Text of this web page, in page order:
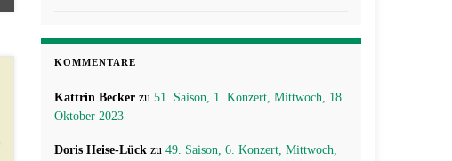
KOMMENTARE
Kattrin Becker zu 51. Saison, 1. Konzert, Mittwoch, 18.
Oktober 2023
Doris Heise-Lück zu 49. Saison, 6. Konzert, Mittwoch,